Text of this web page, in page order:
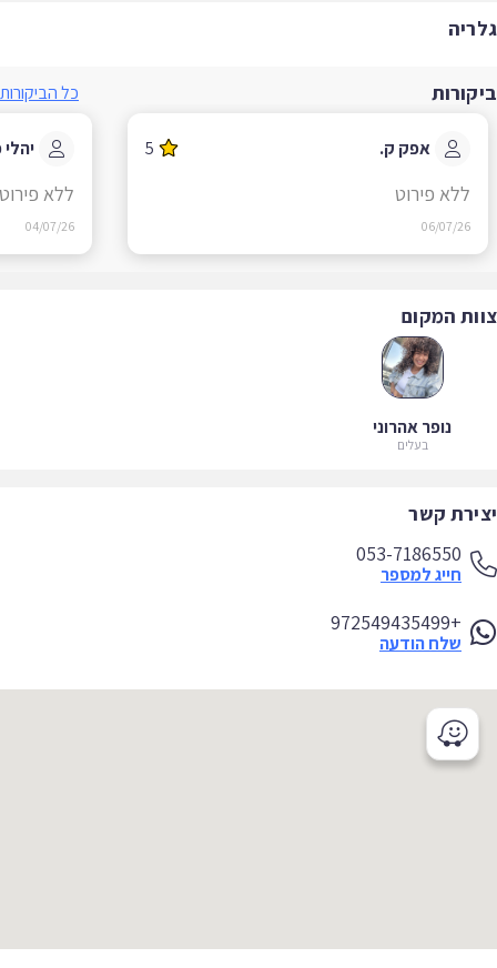
כל הביקורות
אפק ק. 5
ללא פירוט
06/07/26
יהלי כ.
ללא פירוט
04/07/26
המקום
נופר אהרוני
בעלים
קשר
053-7186550
חייג למספר
+972549435499
שלח הודעה